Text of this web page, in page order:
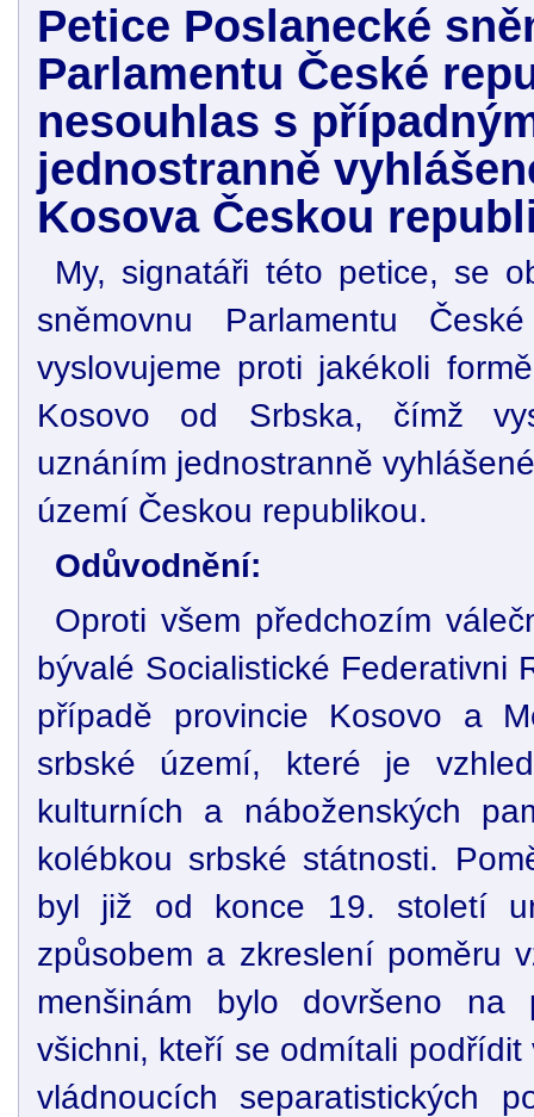
Petice Poslanecké
Parlamentu České
nesouhlas s
jednostranně
Kosova Českou
My, signatáři této petice, se
sněmovnu Parlamentu
vyslovujeme proti jakékoli
Kosovo od Srbska, čímž
uznáním jednostranně
území Českou republikou.
Odůvodnění:
Oproti všem předchozím
bývalé Socialistické Federativni
případě provincie Kosovo a
srbské území, které je
kulturních a náboženských
kolébkou srbské státnosti.
byl již od konce 19. století
způsobem a zkreslení poměru
menšinám bylo dovršeno na
všichni, kteří se odmítali
vládnoucích separatistických